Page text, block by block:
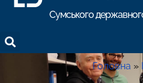
Сумського
Головна »